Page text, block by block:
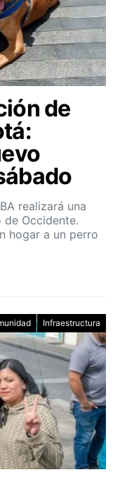
de
realizará una
Occidente.
hogar a un perro
Infraestructura